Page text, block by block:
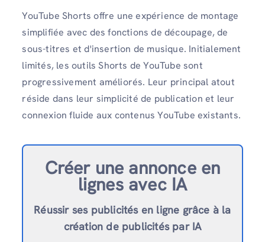
YouTube Shorts offre une expérience de montage
simplifiée avec des fonctions de découpage, de
sous-titres et d'insertion de musique. Initialement
limités, les outils Shorts de YouTube sont
progressivement améliorés. Leur principal atout
réside dans leur simplicité de publication et leur
connexion fluide aux contenus YouTube existants.
Créer une annonce en
lignes avec IA
Réussir ses publicités en ligne grâce à la
création de publicités par IA